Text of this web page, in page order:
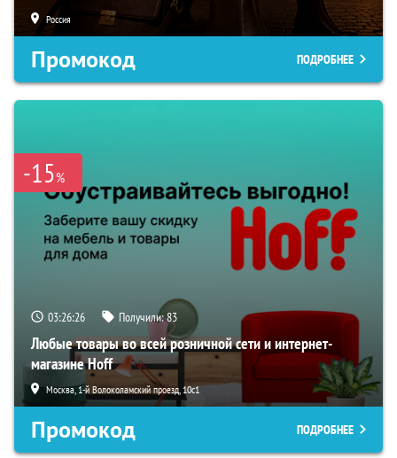
Россия
Промокод ПОДРОБНЕЕ
-15%
03:26:25 Получили:83
Любые товары во всей розничной сети и интернет-
магазине Hoff
Москва, 1-й Волоколамский проезд, 10с1
Промокод ПОДРОБНЕЕ